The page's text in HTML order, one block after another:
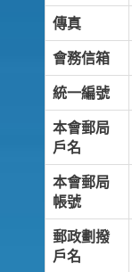
傳真
會務信箱
統一編號
本會郵局
戶名
本會郵局
帳號
郵政劃撥
戶名